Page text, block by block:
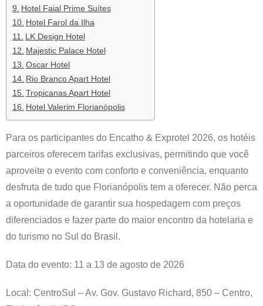
Hotel Faial Prime Suítes
Hotel Farol da Ilha
LK Design Hotel
Majestic Palace Hotel
Oscar Hotel
Rio Branco Apart Hotel
Tropicanas Apart Hotel
Hotel Valerim Florianópolis
Para os participantes do Encatho & Exprotel 2026, os hotéis
parceiros oferecem tarifas exclusivas, permitindo que você
aproveite o evento com conforto e conveniência, enquanto
desfruta de tudo que Florianópolis tem a oferecer. Não perca
a oportunidade de garantir sua hospedagem com preços
diferenciados e fazer parte do maior encontro da hotelaria e
do turismo no Sul do Brasil.
Data do evento: 11 a 13 de agosto de 2026
Local: CentroSul – Av. Gov. Gustavo Richard, 850 – Centro,